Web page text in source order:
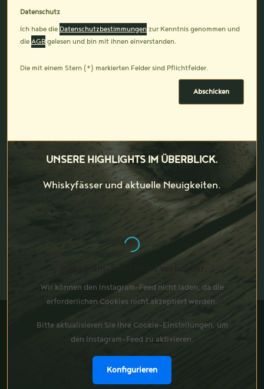
Datenschutz
Ich habe die Datenschutzbestimmungen zur Kenntnis genommen und
die AGB gelesen und bin mit ihnen einverstanden.
Die mit einem Stern (*) markierten Felder sind Pflichtfelder.
Abschicken
UNSERE HIGHLIGHTS IM ÜBERBLICK.
Whiskyfässer und aktuelle Neuigkeiten.
Instagram-Feed nicht verfügbar
Wir können den Instagram-Feed nicht laden, da die
erforderlichen Cookies nicht akzeptiert werden.
Bitte aktualisieren Sie Ihre Cookie-Einstellungen, um
den Instagram-Feed zu aktivieren.
Konfigurieren